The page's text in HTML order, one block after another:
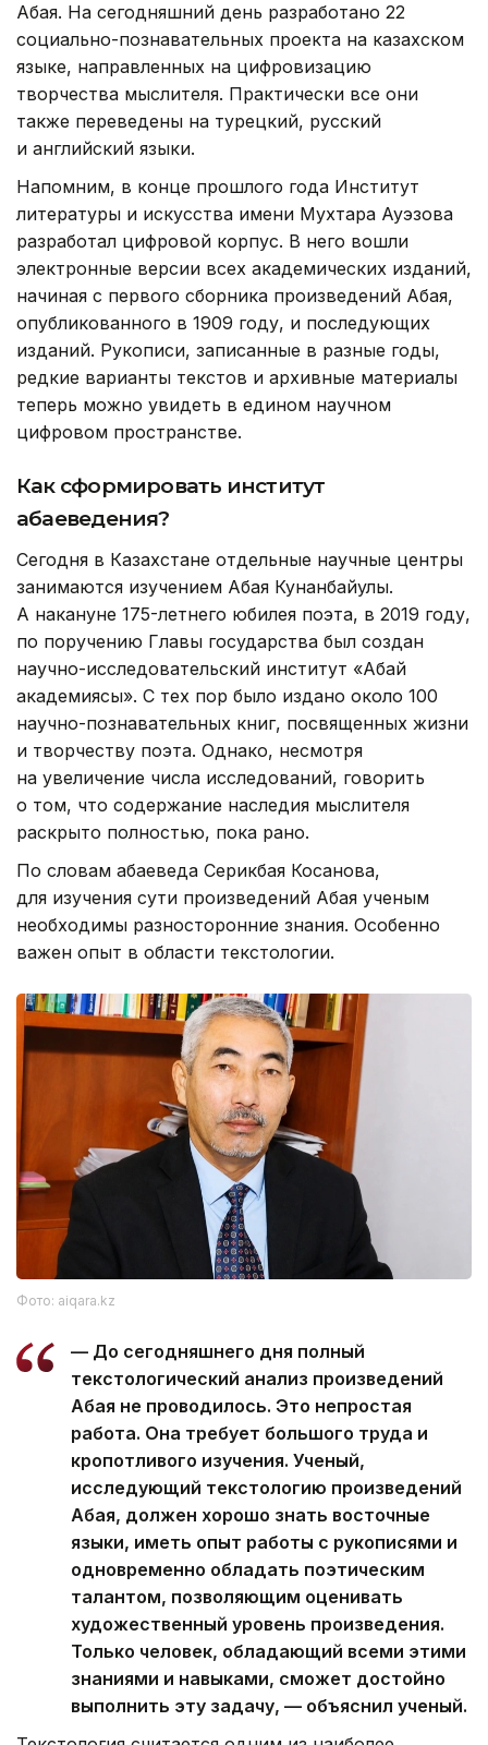
Абая. На сегодняшний день разработано 22
социально-познавательных проекта на казахском
языке, направленных на цифровизацию
творчества мыслителя. Практически все они
также переведены на турецкий, русский
и английский языки.
Напомним, в конце прошлого года Институт
литературы и искусства имени Мухтара Ауэзова
разработал цифровой корпус. В него вошли
электронные версии всех академических изданий,
начиная с первого сборника произведений Абая,
опубликованного в 1909 году, и последующих
изданий. Рукописи, записанные в разные годы,
редкие варианты текстов и архивные материалы
теперь можно увидеть в едином научном
цифровом пространстве.
Как сформировать институт
абаеведения?
Сегодня в Казахстане отдельные научные центры
занимаются изучением Абая Кунанбайулы.
А накануне 175-летнего юбилея поэта, в 2019 году,
по поручению Главы государства был создан
научно-исследовательский институт «Абай
академиясы». С тех пор было издано около 100
научно-познавательных книг, посвященных жизни
и творчеству поэта. Однако, несмотря
на увеличение числа исследований, говорить
о том, что содержание наследия мыслителя
раскрыто полностью, пока рано.
По словам абаеведа Серикбая Косанова,
для изучения сути произведений Абая ученым
необходимы разносторонние знания. Особенно
важен опыт в области текстологии.
Фото: aiqara.kz
— До сегодняшнего дня полный
текстологический анализ произведений
Абая не проводилось. Это непростая
работа. Она требует большого труда и
кропотливого изучения. Ученый,
исследующий текстологию произведений
Абая, должен хорошо знать восточные
языки, иметь опыт работы с рукописями и
одновременно обладать поэтическим
талантом, позволяющим оценивать
художественный уровень произведения.
Только человек, обладающий всеми этими
знаниями и навыками, сможет достойно
выполнить эту задачу, — объяснил ученый.